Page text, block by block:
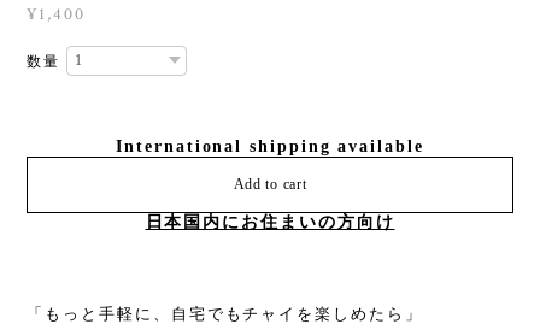
¥1,400
数量
International shipping available
Add to cart
日本国内にお住まいの方向け
「もっと手軽に、自宅でもチャイを楽しめたら」